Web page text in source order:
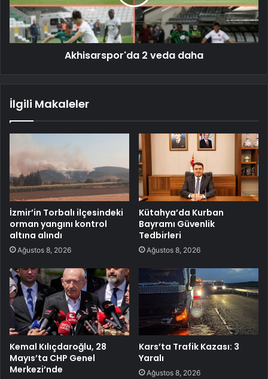
Akhisarspor'da 2 veda daha
İlgili Makaleler
İzmir’in Torbalı ilçesindeki
orman yangını kontrol
altına alındı
Ağustos 8, 2026
Kütahya’da Kurban
Bayramı Güvenlik
Tedbirleri
Ağustos 8, 2026
Kemal Kılıçdaroğlu, 28
Mayıs’ta CHP Genel
Merkezi’nde
Kars’ta Trafik Kazası: 3
Yaralı
Ağustos 8, 2026